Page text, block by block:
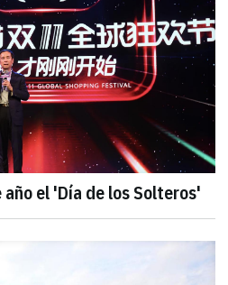
el 'Día de los Solteros'